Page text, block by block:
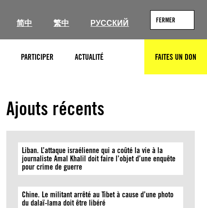
简中 繁中 РУССКИЙ FERMER
PARTICIPER ACTUALITÉ RECHERCHERFAITES UN DON
Ajouts récents
Liban. L’attaque israélienne qui a coûté la vie à la
journaliste Amal Khalil doit faire l’objet d’une enquête
pour crime de guerre
Chine. Le militant arrêté au Tibet à cause d’une photo
du dalaï-lama doit être libéré